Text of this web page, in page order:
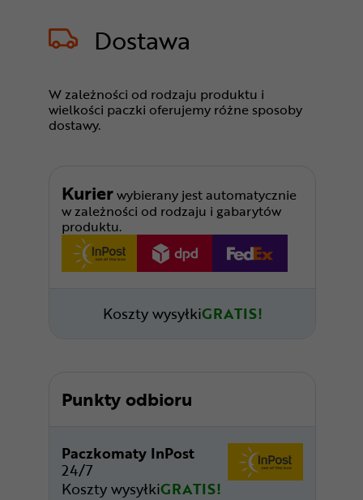
Dostawa
W zależności od rodzaju produktu i
wielkości paczki oferujemy różne sposoby
dostawy.
Kurierwybierany jest automatycznie
w zależności od rodzaju i gabarytów
produktu.
Koszty wysyłkiGRATIS!
Punkty odbioru
Paczkomaty InPost
24/7
Koszty wysyłkiGRATIS!